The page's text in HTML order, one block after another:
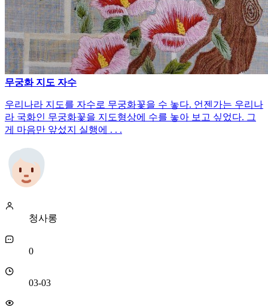
무궁화 지도 자수
우리나라 지도를 자수로 무궁화꽃을 수 놓다. 언젠가는 우리나
라 국화인 무궁화꽃을 지도형상에 수를 놓아 보고 싶었다. 그
게 마음만 앞섰지 실행에 . . .
청사롱
0
03-03